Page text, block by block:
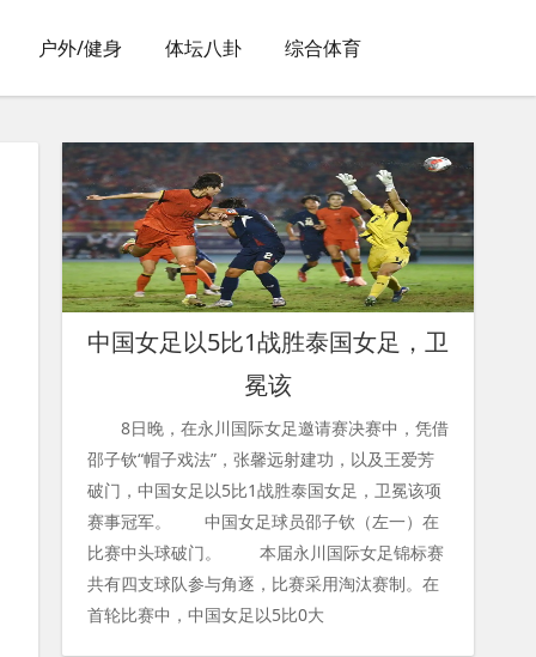
户外/健身 体坛八卦 综合体育
中国女足以5比1战胜泰国女足，卫
冕该
8日晚，在永川国际女足邀请赛决赛中，凭借
邵子钦“帽子戏法”，张馨远射建功，以及王爱芳
破门，中国女足以5比1战胜泰国女足，卫冕该项
赛事冠军。 中国女足球员邵子钦（左一）在
比赛中头球破门。 本届永川国际女足锦标赛
共有四支球队参与角逐，比赛采用淘汰赛制。在
首轮比赛中，中国女足以5比0大